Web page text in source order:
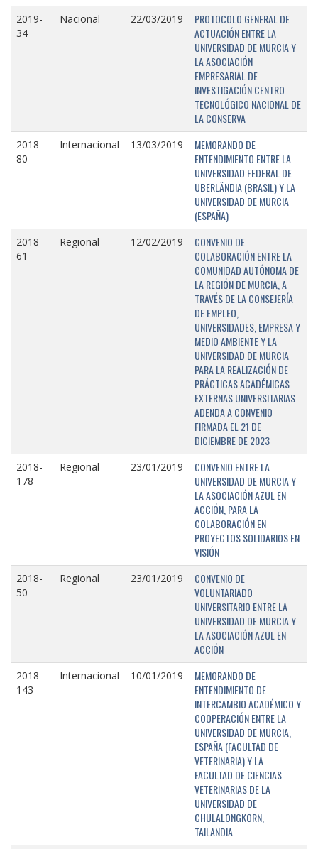
2019-
34
Nacional 22/03/2019
PROTOCOLO GENERAL DE
ACTUACIÓN ENTRE LA
UNIVERSIDAD DE MURCIA Y
LA ASOCIACIÓN
EMPRESARIAL DE
INVESTIGACIÓN CENTRO
TECNOLÓGICO NACIONAL DE
LA CONSERVA
2018-
80
Internacional 13/03/2019
MEMORANDO DE
ENTENDIMIENTO ENTRE LA
UNIVERSIDAD FEDERAL DE
UBERLÂNDIA (BRASIL) Y LA
UNIVERSIDAD DE MURCIA
(ESPAÑA)
2018-
61
Regional 12/02/2019
CONVENIO DE
COLABORACIÓN ENTRE LA
COMUNIDAD AUTÓNOMA DE
LA REGIÓN DE MURCIA, A
TRAVÉS DE LA CONSEJERÍA
DE EMPLEO,
UNIVERSIDADES, EMPRESA Y
MEDIO AMBIENTE Y LA
UNIVERSIDAD DE MURCIA
PARA LA REALIZACIÓN DE
PRÁCTICAS ACADÉMICAS
EXTERNAS UNIVERSITARIAS
ADENDA A CONVENIO
FIRMADA EL 21 DE
DICIEMBRE DE 2023
2018-
178
Regional 23/01/2019
CONVENIO ENTRE LA
UNIVERSIDAD DE MURCIA Y
LA ASOCIACIÓN AZUL EN
ACCIÓN, PARA LA
COLABORACIÓN EN
PROYECTOS SOLIDARIOS EN
VISIÓN
2018-
50
Regional 23/01/2019
CONVENIO DE
VOLUNTARIADO
UNIVERSITARIO ENTRE LA
UNIVERSIDAD DE MURCIA Y
LA ASOCIACIÓN AZUL EN
ACCIÓN
2018-
143
Internacional 10/01/2019
MEMORANDO DE
ENTENDIMIENTO DE
INTERCAMBIO ACADÉMICO Y
COOPERACIÓN ENTRE LA
UNIVERSIDAD DE MURCIA,
ESPAÑA (FACULTAD DE
VETERINARIA) Y LA
FACULTAD DE CIENCIAS
VETERINARIAS DE LA
UNIVERSIDAD DE
CHULALONGKORN,
TAILANDIA